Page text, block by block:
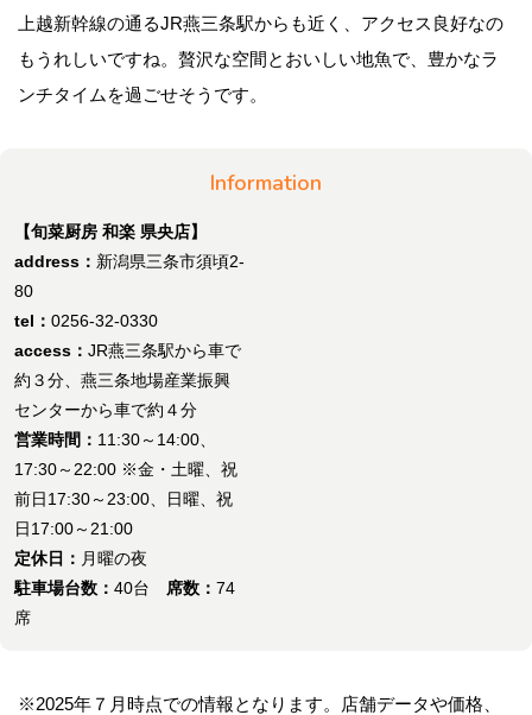
上越新幹線の通るJR燕三条駅からも近く、アクセス良好なの
もうれしいですね。贅沢な空間とおいしい地魚で、豊かなラ
ンチタイムを過ごせそうです。
Information
【旬菜厨房 和楽 県央店】
address： 新潟県三条市須頃2-
80
tel： 0256-32-0330
access： JR燕三条駅から車で
約３分、燕三条地場産業振興
センターから車で約４分
営業時間： 11:30～14:00、
17:30～22:00 ※金・土曜、祝
前日17:30～23:00、日曜、祝
日17:00～21:00
定休日： 月曜の夜
駐車場台数： 40台 席数： 74
席
※2025年７月時点での情報となります。店舗データや価格、